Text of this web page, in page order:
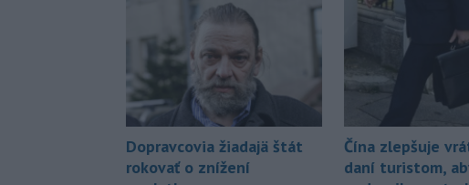
Dopravcovia žiadajä štát
rokovať o znížení
Čína zlepšuje
daní turistom,